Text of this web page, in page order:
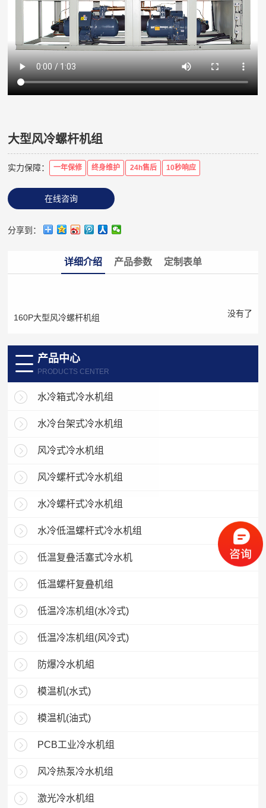
大型风冷螺杆机组
实力保障： 一年保修 终身维护 24h售后 10秒响应
在线咨询
分享到：
详细介绍 产品参数 定制表单
160P大型风冷螺杆机组 没有了
产品中心
PRODUCTS CENTER
水冷箱式冷水机组
水冷台架式冷水机组
风冷式冷水机组
风冷螺杆式冷水机组
水冷螺杆式冷水机组
水冷低温螺杆式冷水机组
低温复叠活塞式冷水机
低温螺杆复叠机组
低温冷冻机组(水冷式)
低温冷冻机组(风冷式)
防爆冷水机組
模温机(水式)
模温机(油式)
PCB工业冷水机组
风冷热泵冷水机组
激光冷水机组